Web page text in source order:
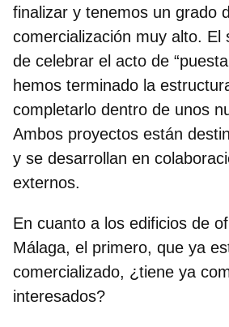
finalizar y tenemos un grado
comercialización muy alto. El
de celebrar el acto de
hemos terminado la
completarlo dentro de unos
Ambos proyectos están
y se desarrollan en
externos.
En cuanto a los edificios de
Málaga, el primero, que ya
comercializado, ¿tiene ya
interesados?